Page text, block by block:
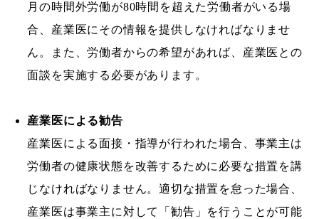
月の時間外労働が80時間を超えた労働者がいる場
合、産業医にその情報を提供しなければなりませ
ん。また、労働者からの希望があれば、産業医との
面談を実施する必要があります。
産業医による勧告
産業医による面接・指導が行われた場合、事業主は
労働者の健康状態を改善するために必要な措置を講
じなければなりません。適切な措置を怠った場合、
産業医は事業主に対して「勧告」を行うことが可能